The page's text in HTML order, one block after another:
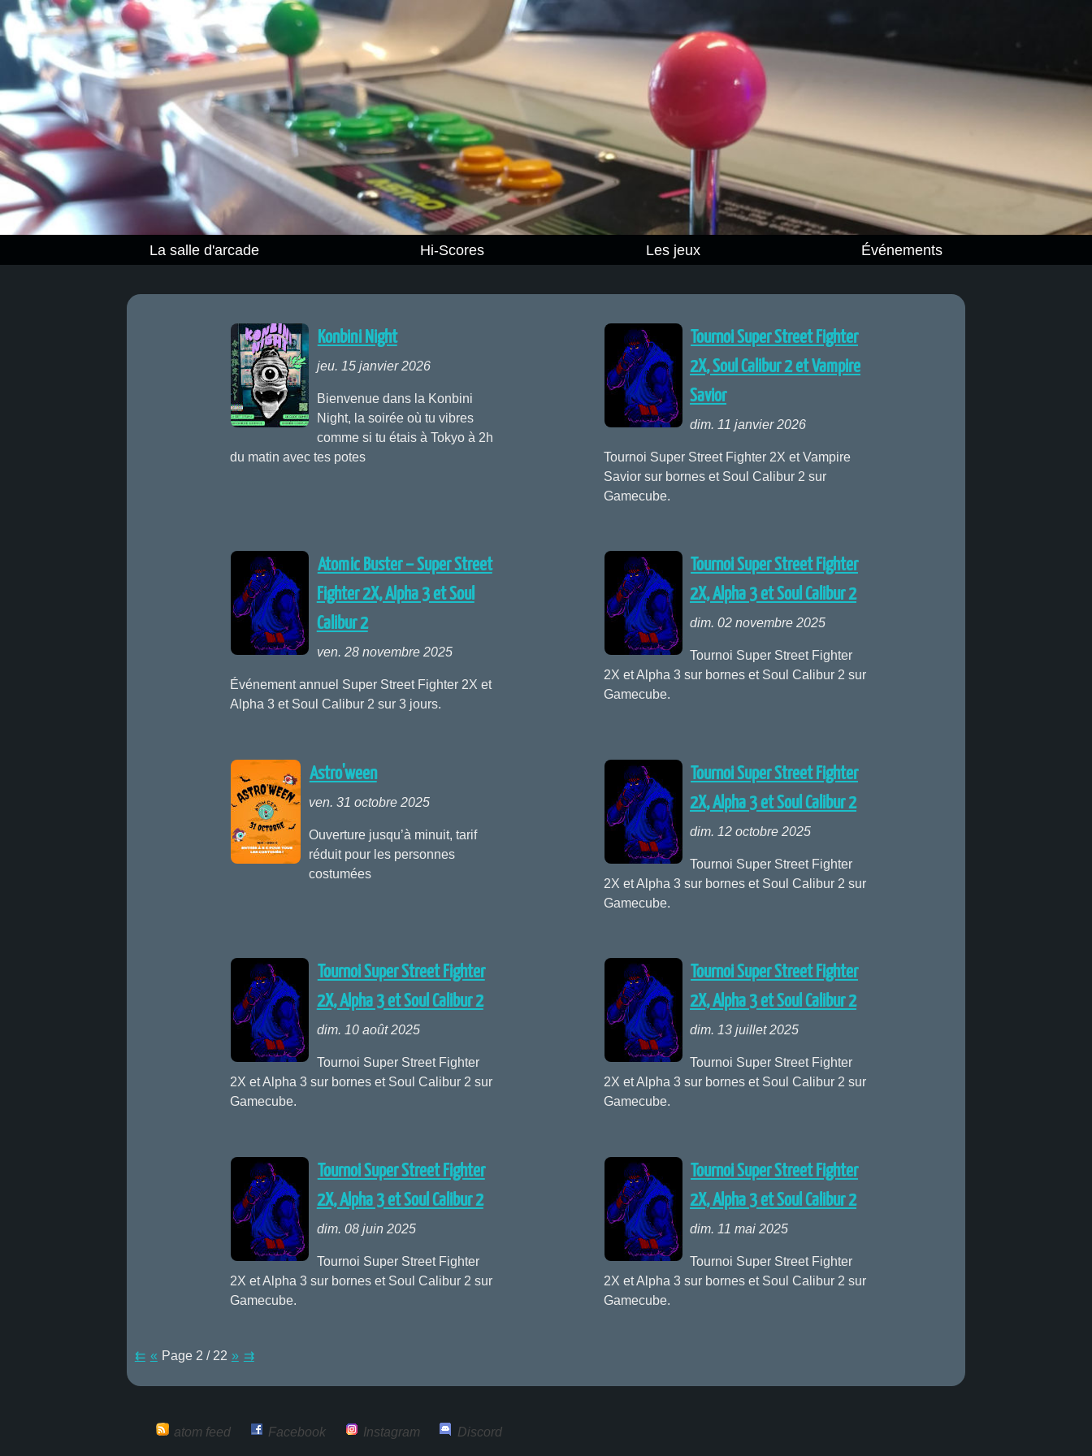
La salle d'arcade Hi-Scores Les jeux Événements
Konbini Night
jeu. 15 janvier 2026
Bienvenue dans la Konbini
Night, la soirée où tu vibres
comme si tu étais à Tokyo à 2h
du matin avec tes potes
Tournoi Super Street Fighter
2X, Soul Calibur 2 et Vampire
Savior
dim. 11 janvier 2026
Tournoi Super Street Fighter 2X et Vampire
Savior sur bornes et Soul Calibur 2 sur
Gamecube.
Atomic Buster – Super Street
Fighter 2X, Alpha 3 et Soul
Calibur 2
ven. 28 novembre 2025
Événement annuel Super Street Fighter 2X et
Alpha 3 et Soul Calibur 2 sur 3 jours.
Tournoi Super Street Fighter
2X, Alpha 3 et Soul Calibur 2
dim. 02 novembre 2025
Tournoi Super Street Fighter
2X et Alpha 3 sur bornes et Soul Calibur 2 sur
Gamecube.
Astro'ween
ven. 31 octobre 2025
Ouverture jusqu’à minuit, tarif
réduit pour les personnes
costumées
Tournoi Super Street Fighter
2X, Alpha 3 et Soul Calibur 2
dim. 12 octobre 2025
Tournoi Super Street Fighter
2X et Alpha 3 sur bornes et Soul Calibur 2 sur
Gamecube.
Tournoi Super Street Fighter
2X, Alpha 3 et Soul Calibur 2
dim. 10 août 2025
Tournoi Super Street Fighter
2X et Alpha 3 sur bornes et Soul Calibur 2 sur
Gamecube.
Tournoi Super Street Fighter
2X, Alpha 3 et Soul Calibur 2
dim. 13 juillet 2025
Tournoi Super Street Fighter
2X et Alpha 3 sur bornes et Soul Calibur 2 sur
Gamecube.
Tournoi Super Street Fighter
2X, Alpha 3 et Soul Calibur 2
dim. 08 juin 2025
Tournoi Super Street Fighter
2X et Alpha 3 sur bornes et Soul Calibur 2 sur
Gamecube.
Tournoi Super Street Fighter
2X, Alpha 3 et Soul Calibur 2
dim. 11 mai 2025
Tournoi Super Street Fighter
2X et Alpha 3 sur bornes et Soul Calibur 2 sur
Gamecube.
⇇ « Page 2 / 22 » ⇉
atom feed Facebook Instagram Discord